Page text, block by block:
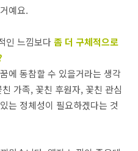
예요.
인 느낌보다좀 더 구체적으로
에 동참할 수 있을거라는 생각
가족, 꽃친 후원자, 꽃친 관심
는 정체성이 필요하겠다는 것